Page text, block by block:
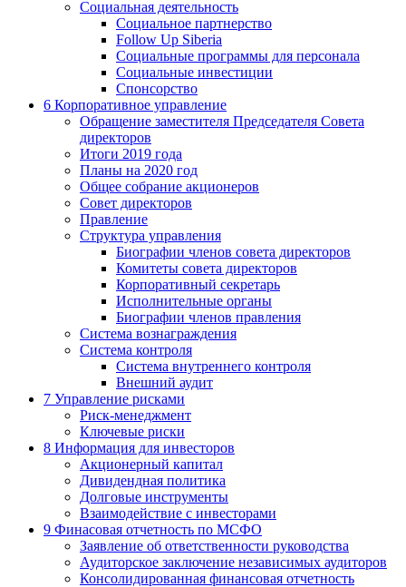
Социальная деятельность
Социальное партнерство
Follow Up Siberia
Социальные программы для персонала
Социальные инвестиции
Спонсорство
6 Корпоративное управление
Обращение заместителя Председателя Совета
директоров
Итоги 2019 года
Планы на 2020 год
Общее собрание акционеров
Совет директоров
Правление
Структура управления
Биографии членов совета директоров
Комитеты совета директоров
Корпоративный секретарь
Исполнительные органы
Биографии членов правления
Система вознаграждения
Система контроля
Система внутреннего контроля
Внешний аудит
7 Управление рисками
Риск-менеджмент
Ключевые риски
8 Информация для инвесторов
Акционерный капитал
Дивидендная политика
Долговые инструменты
Взаимодействие с инвеcторами
9 Финасовая отчетность по МСФО
Заявление об ответственности руководства
Аудиторское заключение независимых аудиторов
Консолидированная финансовая отчетность